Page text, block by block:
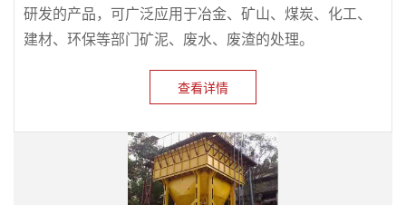
研发的产品，可广泛应用于冶金、矿山、煤炭、化工、
建材、环保等部门矿泥、废水、废渣的处理。
查看详情